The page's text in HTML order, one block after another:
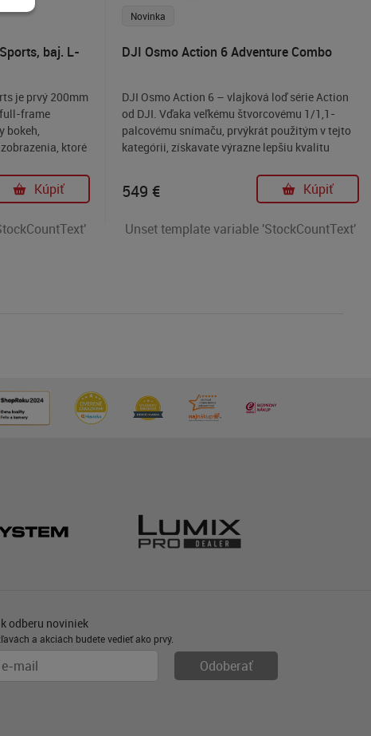
baj. L-
je prvý 200mm
frame
bokeh,
ktoré
a unikátne
Tento objektív
športov v
Kúpiť
Novinka
DJI Osmo Action 6 Adventure Combo
DJI Osmo Action 6 – vlajková loď série Action
od DJI. Vďaka veľkému štvorcovému 1/1,1-
palcovému snímaču, prvýkrát použitým v tejto
kategórii, získavate výrazne lepšiu kvalitu
Variabilná clona f/2.0 – f/4.0 umožňuje
prispôsobiť optiku svetelným podmienkam,
svetle a zároveň zvláda redukciu svetla pri
549 € Kúpiť
Unset template variable 'StockCountText'
odberu noviniek
a akciách budete vedieť ako prvý.